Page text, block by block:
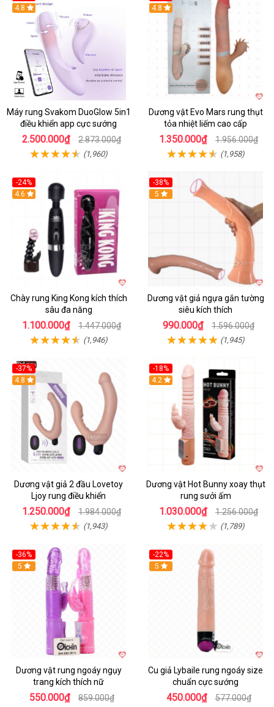
4.8
Máy rung Svakom DuoGlow 5in1
điều khiển app cực sướng
2.500.000₫ 2.873.000₫
(1,960)
4.8
Dương vật Evo Mars rung thụt
tỏa nhiệt liếm cao cấp
1.350.000₫ 1.956.000₫
(1,958)
-24%
4.6
Chày rung King Kong kích thích
sâu đa năng
1.100.000₫ 1.447.000₫
(1,946)
-38%
Hot
5
Dương vật giả ngựa gắn tường
siêu kích thích
990.000₫ 1.596.000₫
(1,945)
-37%
Hot
4.8
Dương vật giả 2 đầu Lovetoy
Ljoy rung điều khiển
1.250.000₫ 1.984.000₫
(1,943)
-18%
Hot
4.2
Dương vật Hot Bunny xoay thụt
rung sưởi ấm
1.030.000₫ 1.256.000₫
(1,789)
-36%
Hot
5
Dương vật rung ngoáy ngụy
trang kích thích nữ
550.000₫ 859.000₫
-22%
Hot
5
Cu giả Lybaile rung ngoáy size
chuẩn cực sướng
450.000₫ 577.000₫